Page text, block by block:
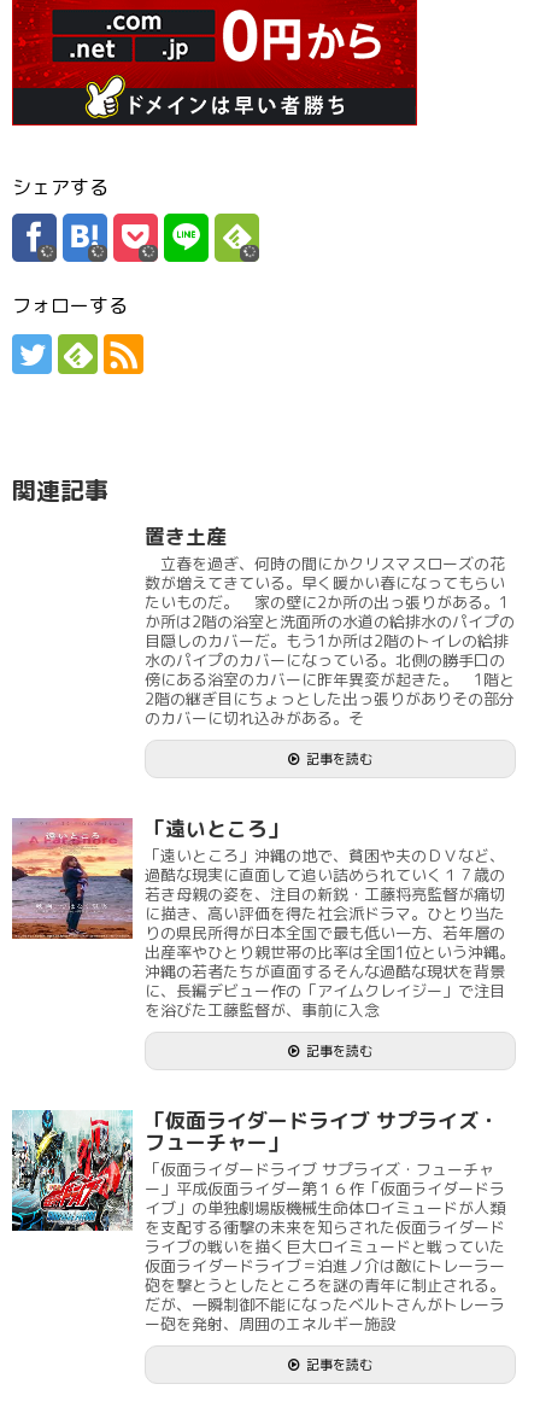
シェアする
フォローする
関連記事
置き土産
立春を過ぎ、何時の間にかクリスマスローズの花
数が増えてきている。早く暖かい春になってもらい
たいものだ。 家の壁に2か所の出っ張りがある。1
か所は2階の浴室と洗面所の水道の給排水のパイプの
目隠しのカバーだ。もう1か所は2階のトイレの給排
水のパイプのカバーになっている。北側の勝手口の
傍にある浴室のカバーに昨年異変が起きた。 1階と
2階の継ぎ目にちょっとした出っ張りがありその部分
のカバーに切れ込みがある。そ
記事を読む
「遠いところ」
「遠いところ」沖縄の地で、貧困や夫のＤＶなど、
過酷な現実に直面して追い詰められていく１７歳の
若き母親の姿を、注目の新鋭・工藤将亮監督が痛切
に描き、高い評価を得た社会派ドラマ。ひとり当た
りの県民所得が日本全国で最も低い一方、若年層の
出産率やひとり親世帯の比率は全国1位という沖縄。
沖縄の若者たちが直面するそんな過酷な現状を背景
に、長編デビュー作の「アイムクレイジー」で注目
を浴びた工藤監督が、事前に入念
記事を読む
「仮面ライダードライブ サプライズ・
フューチャー」
「仮面ライダードライブ サプライズ・フューチャ
ー」平成仮面ライダー第１６作「仮面ライダードラ
イブ」の単独劇場版機械生命体ロイミュードが人類
を支配する衝撃の未来を知らされた仮面ライダード
ライブの戦いを描く巨大ロイミュードと戦っていた
仮面ライダードライブ＝泊進ノ介は敵にトレーラー
砲を撃とうとしたところを謎の青年に制止される。
だが、一瞬制御不能になったベルトさんがトレーラ
ー砲を発射、周囲のエネルギー施設
記事を読む